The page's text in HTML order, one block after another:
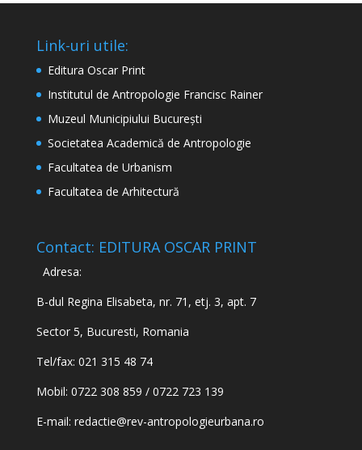
Link-uri utile:
Editura Oscar Print
Institutul de Antropologie Francisc Rainer
Muzeul Municipiului București
Societatea Academică de Antropologie
Facultatea de Urbanism
Facultatea de Arhitectură
Contact: EDITURA OSCAR PRINT
Adresa:
B-dul Regina Elisabeta, nr. 71, etj. 3, apt. 7
Sector 5, Bucuresti, Romania
Tel/fax: 021 315 48 74
Mobil: 0722 308 859 / 0722 723 139
E-mail: redactie@rev-antropologieurbana.ro